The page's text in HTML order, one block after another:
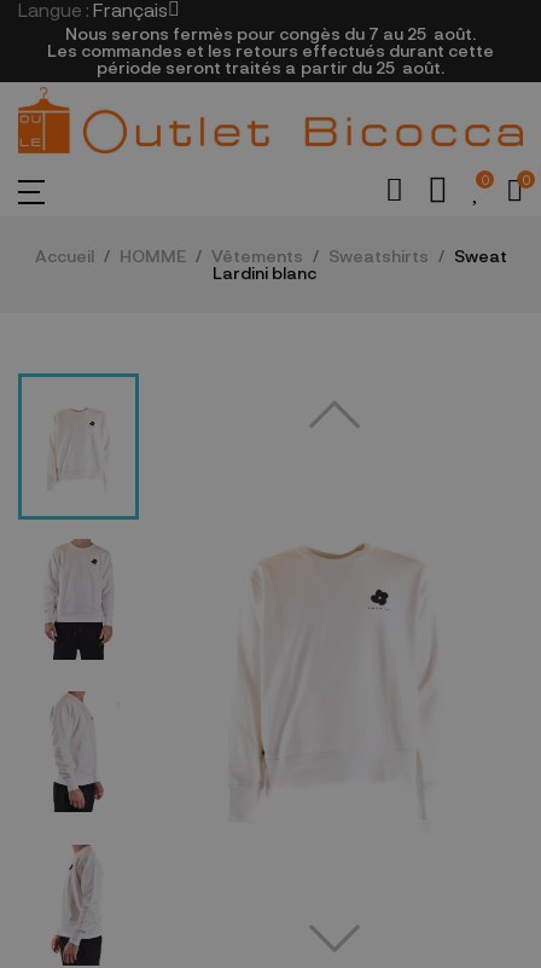
Langue : Français
Nous serons fermès pour congès du 7 au 25 août.
Les commandes et les retours effectués durant cette
période seront traités a partir du 25 août.
0 0
Accueil HOMME Vêtements Sweatshirts
Sweat
Lardini blanc